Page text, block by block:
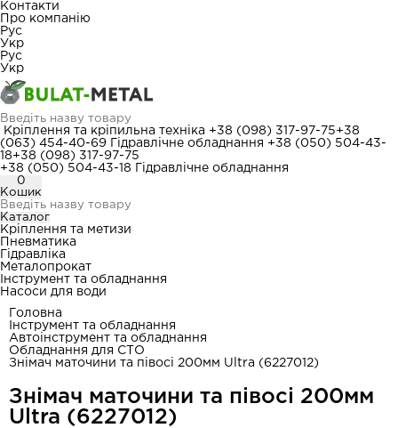
Контакти
Про компанію
Рус
Укр
Рус
Укр
Кріплення та кріпильна техніка +38 (098) 317-97-75+38
(063) 454-40-69
Гідравлічне обладнання +38 (050) 504-43-
18+38 (098) 317-97-75
+38 (050) 504-43-18
Гідравлічне обладнання
0
Кошик
Каталог
Кріплення та метизи
Пневматика
Гідравліка
Металопрокат
Інструмент та обладнання
Насоси для води
Головна
Інструмент та обладнання
Автоінструмент та обладнання
Обладнання для СТО
Знімач маточини та півосі 200мм Ultra (6227012)
Знімач маточини та півосі 200мм
Ultra (6227012)